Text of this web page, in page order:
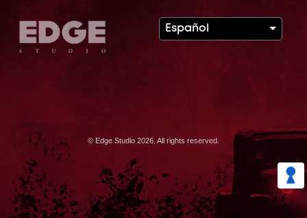
Español
© Edge Studio 2026. All rights reserved.